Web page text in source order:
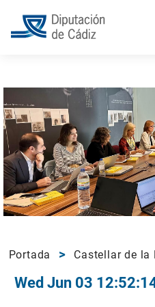
Portada Castellar de la
Wed Jun 03